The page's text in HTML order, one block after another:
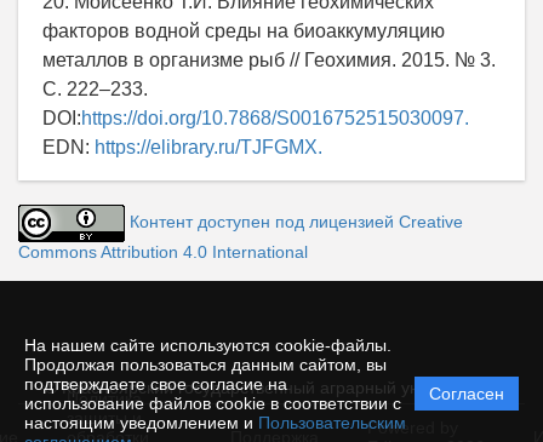
На нашем сайте используются cookie-файлы.
Продолжая пользоваться данным сайтом, вы
подтверждаете свое согласие на
использование файлов cookie в соответствии с
настоящим уведомлением и Пользовательским
Согласен
факторов водной среды на биоаккумуляцию
металлов в организме рыб // Геохимия. 2015. № 3.
С. 222–233.
DOI:https://doi.org/10.7868/S0016752515030097.
EDN: https://elibrary.ru/TJFGMX.
Контент доступен под лицензией Creative
Commons Attribution 4.0 International
© Красноярский государственный аграрный университет
Политика
защиты и
обработки
Powered by